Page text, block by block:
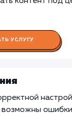
имеет
или веб-